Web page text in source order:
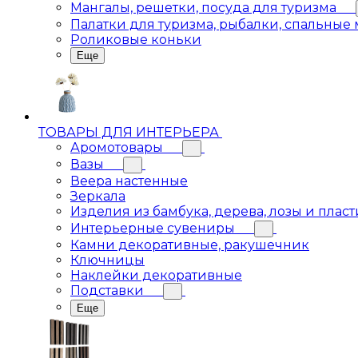
Мангалы, решетки, посуда для туризма
Палатки для туризма, рыбалки,
Роликовые коньки
Еще
ТОВАРЫ ДЛЯ ИНТЕРЬЕРА
Аромотовары
Вазы
Веера настенные
Зеркала
Изделия из бамбука, дерева, лозы и
Интерьерные сувениры
Камни декоративные, ракушечник
Ключницы
Наклейки декоративные
Подставки
Еще